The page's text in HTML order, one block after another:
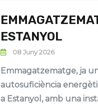
ESTANYOL
08 Juny 2026
Emmagatzematge, ja
autosuficiència
a Estanyol, amb una